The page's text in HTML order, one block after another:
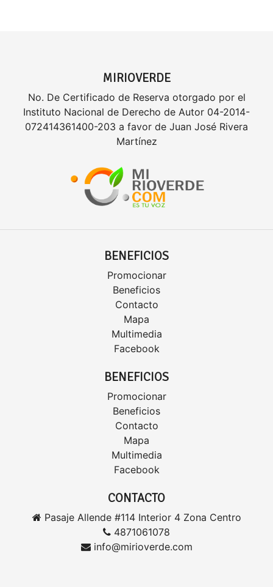
MIRIOVERDE
No. De Certificado de Reserva otorgado por el
Instituto Nacional de Derecho de Autor 04-2014-
072414361400-203 a favor de Juan José Rivera
Martínez
BENEFICIOS
Promocionar
Beneficios
Contacto
Mapa
Multimedia
Facebook
BENEFICIOS
Promocionar
Beneficios
Contacto
Mapa
Multimedia
Facebook
CONTACTO
Pasaje Allende #114 Interior 4 Zona Centro
4871061078
info@mirioverde.com